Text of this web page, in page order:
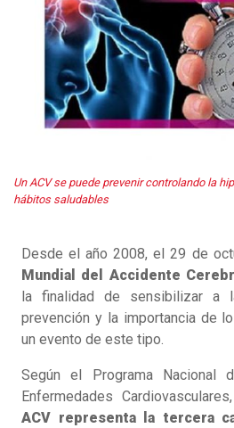
Un ACV se puede prevenir controlando la
hábitos saludables
Desde el año 2008, el 29 de
Mundial del Accidente
la finalidad de sensibilizar a
prevención y la importancia de
un evento de este tipo.
Según el Programa Nacional
Enfermedades Cardiovasculares,
ACV representa la tercera